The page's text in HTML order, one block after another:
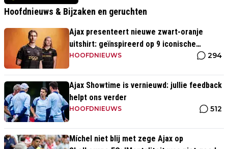
Hoofdnieuws & Bijzaken en geruchten
Ajax presenteert nieuwe zwart-oranje
uitshirt: geïnspireerd op 9 iconische
momenten uit clubhistorie
HOOFDNIEUWS 294
Ajax Showtime is vernieuwd: jullie feedback
helpt ons verder
HOOFDNIEUWS 512
Míchel niet blij met zege Ajax op